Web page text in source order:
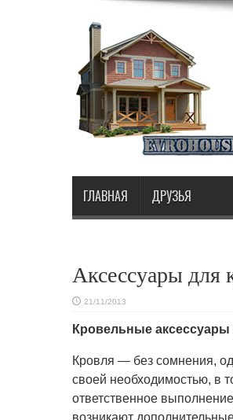
ГЛАВНАЯ ДРУЗЬЯ
Аксессуары для
21/11/2013
Кровельные
Кровля — без сомнения,
своей необходимостью, в
ответственное
возникают